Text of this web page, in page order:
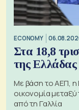
ECONOMY
Στα 18,8
της Ελλάδας
Με βάση το ΑΕΠ, η
οικονομία
από τη Γαλλία